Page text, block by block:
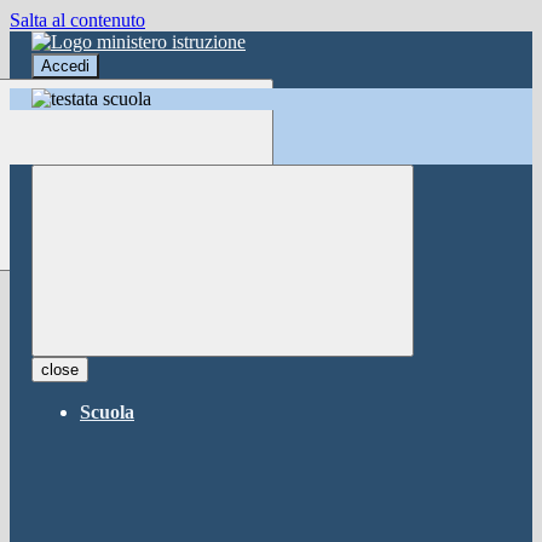
Salta al contenuto
Accedi
Accedi
button close ×
close
Scuola